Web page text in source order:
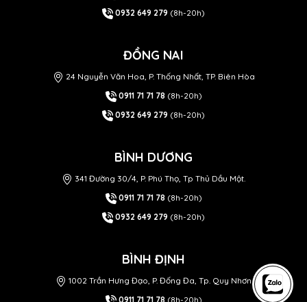
0932 649 279 (8h-20h)
ĐỒNG NAI
24 Nguyễn Văn Hoa, P. Thống Nhất, TP. Biên Hòa
0911 71 71 78 (8h-20h)
0932 649 279 (8h-20h)
BÌNH DƯƠNG
341 Đường 30/4, P. Phú Thọ, Tp Thủ Dầu Một.
0911 71 71 78 (8h-20h)
0932 649 279 (8h-20h)
BÌNH ĐỊNH
1002 Trần Hưng Đạo, P. Đống Đa, Tp. Quy Nhơn
0911 71 71 78 (8h-20h)